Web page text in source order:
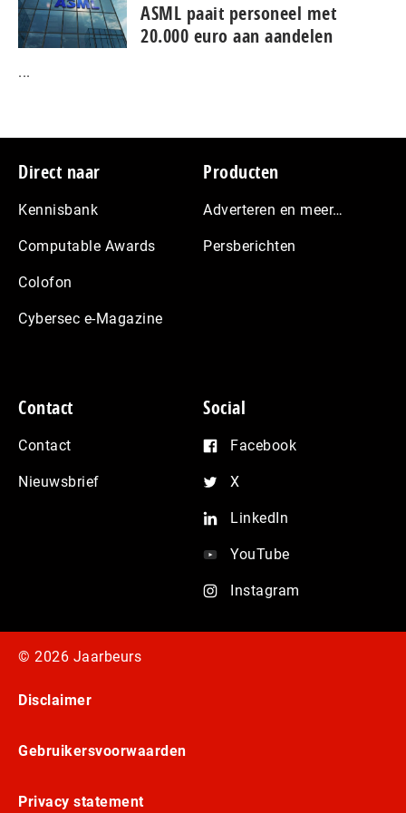
ASML paait personeel met
20.000 euro aan aandelen
...
Footer
Direct naar
Kennisbank
Computable Awards
Colofon
Cybersec e-Magazine
Producten
Adverteren en meer…
Persberichten
Contact
Contact
Nieuwsbrief
Social
Facebook
X
LinkedIn
YouTube
Instagram
© 2026 Jaarbeurs
Disclaimer
Gebruikersvoorwaarden
Privacy statement